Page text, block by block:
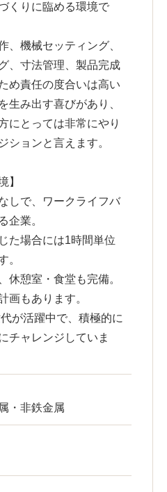
くりに臨める環境で
、機械セッティング、
、寸法管理、製品完成
め責任の度合いは高い
生み出す喜びがあり、
にとっては非常にやり
ションと言えます。
】
しで、ワークライフバ
企業。
た場合には1時間単位
。
休憩室・食堂も完備。
画もあります。
が活躍中で、積極的に
チャレンジしていま
・非鉄金属